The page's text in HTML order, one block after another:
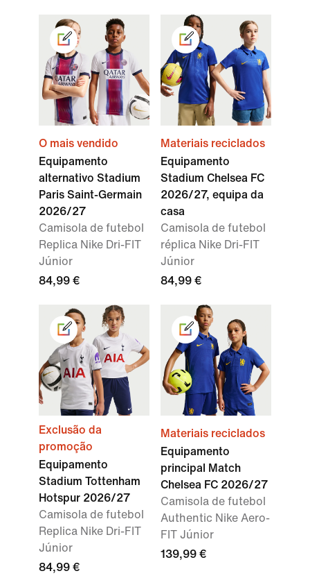
O mais vendido
Equipamento
alternativo Stadium
Paris Saint-Germain
2026/27
Camisola de futebol
Replica Nike Dri-FIT
Júnior
84,99 €
Materiais reciclados
Equipamento
Stadium Chelsea FC
2026/27, equipa da
casa
Camisola de futebol
réplica Nike Dri-FIT
Júnior
84,99 €
Exclusão da
promoção
Equipamento
Stadium Tottenham
Hotspur 2026/27
Camisola de futebol
Replica Nike Dri-FIT
Júnior
84,99 €
Materiais reciclados
Equipamento
principal Match
Chelsea FC 2026/27
Camisola de futebol
Authentic Nike Aero-
FIT Júnior
139,99 €